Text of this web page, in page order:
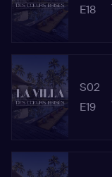
E18
S02
E19